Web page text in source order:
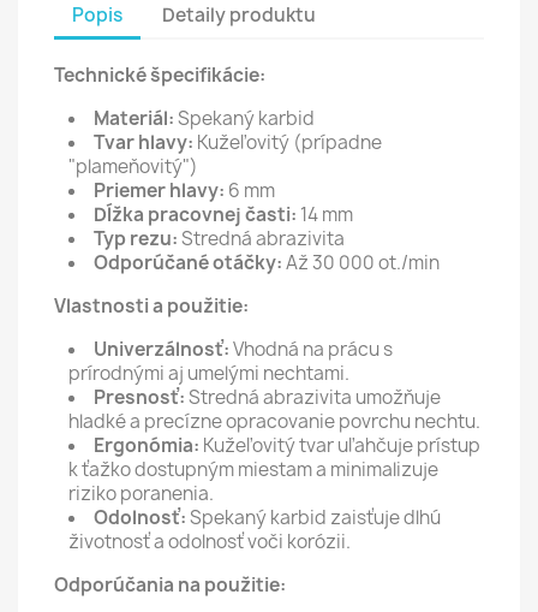
Popis Detaily produktu
Technické špecifikácie:
Materiál:Spekaný karbid
Tvar hlavy: Kužeľovitý (prípadne
"plameňovitý")
Priemer hlavy: 6 mm
Dĺžka pracovnej časti: 14 mm
Typ rezu:Stredná abrazivita
Odporúčané otáčky:Až 30 000 ot./min
Vlastnosti a použitie:
Univerzálnosť:Vhodná na prácu s
prírodnými aj umelými nechtami.
Presnosť:Stredná abrazivita umožňuje
hladké a precízne opracovanie povrchu nechtu.
Ergonómia: Kužeľovitý tvar uľahčuje prístup
k ťažko dostupným miestam a minimalizuje
riziko poranenia.
Odolnosť:Spekaný karbid zaisťuje dlhú
životnosť a odolnosť voči korózii.
Odporúčania na použitie: